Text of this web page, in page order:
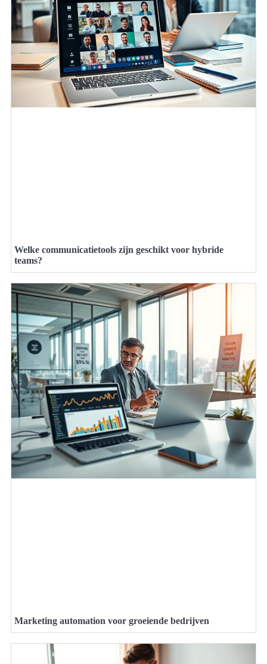
Welke communicatietools zijn geschikt voor hybride
teams?
Marketing automation voor groeiende bedrijven